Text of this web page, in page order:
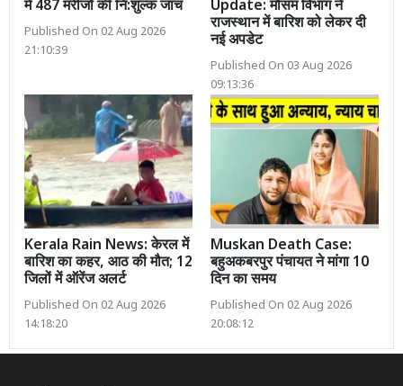
में 487 मरीजों की नि:शुल्क जांच
Published On 02 Aug 2026
21:10:39
Update: मौसम विभाग ने
राजस्थान में बारिश को लेकर दी
नई अपडेट
Published On 03 Aug 2026
09:13:36
Kerala Rain News: केरल में
बारिश का कहर, आठ की मौत; 12
जिलों में ऑरेंज अलर्ट
Published On 02 Aug 2026
14:18:20
Muskan Death Case:
बहुअकबरपुर पंचायत ने मांगा 10
दिन का समय
Published On 02 Aug 2026
20:08:12